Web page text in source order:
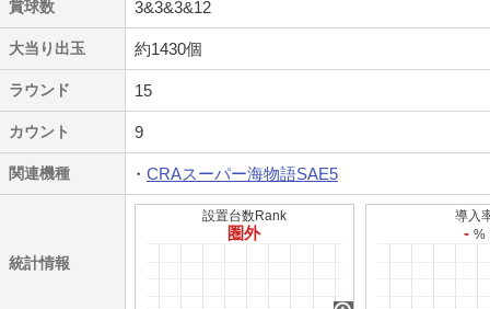
賞球数 3&3&3&12
大当り出玉 約1430個
ラウンド 15
カウント 9
関連機種 CRAスーパー海物語SAE5
統計情報
設置台数Rank
圏外
導入
-%